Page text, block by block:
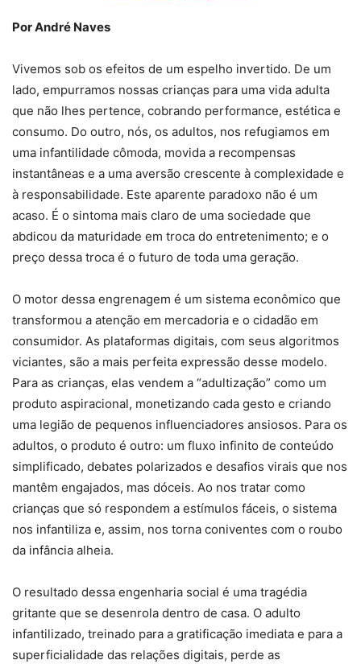
Por André Naves
Vivemos sob os efeitos de um espelho invertido. De um
lado, empurramos nossas crianças para uma vida adulta
que não lhes pertence, cobrando performance, estética e
consumo. Do outro, nós, os adultos, nos refugiamos em
uma infantilidade cômoda, movida a recompensas
instantâneas e a uma aversão crescente à complexidade e
à responsabilidade. Este aparente paradoxo não é um
acaso. É o sintoma mais claro de uma sociedade que
abdicou da maturidade em troca do entretenimento; e o
preço dessa troca é o futuro de toda uma geração.
O motor dessa engrenagem é um sistema econômico que
transformou a atenção em mercadoria e o cidadão em
consumidor. As plataformas digitais, com seus algoritmos
viciantes, são a mais perfeita expressão desse modelo.
Para as crianças, elas vendem a “adultização” como um
produto aspiracional, monetizando cada gesto e criando
uma legião de pequenos influenciadores ansiosos. Para os
adultos, o produto é outro: um fluxo infinito de conteúdo
simplificado, debates polarizados e desafios virais que nos
mantêm engajados, mas dóceis. Ao nos tratar como
crianças que só respondem a estímulos fáceis, o sistema
nos infantiliza e, assim, nos torna coniventes com o roubo
da infância alheia.
O resultado dessa engenharia social é uma tragédia
gritante que se desenrola dentro de casa. O adulto
infantilizado, treinado para a gratificação imediata e para a
superficialidade das relações digitais, perde as